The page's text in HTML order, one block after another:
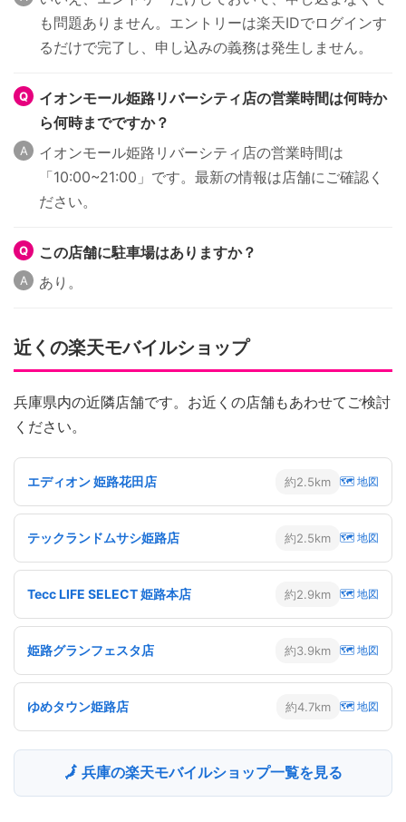
も問題ありません。エントリーは楽天IDでログインす
るだけで完了し、申し込みの義務は発生しません。
イオンモール姫路リバーシティ店の営業時間は何時か
ら何時までですか？
イオンモール姫路リバーシティ店の営業時間は
「10:00~21:00」です。最新の情報は店舗にご確認く
ださい。
この店舗に駐車場はありますか？
あり。
近くの楽天モバイルショップ
兵庫県内の近隣店舗です。お近くの店舗もあわせてご検討
ください。
エディオン 姫路花田店 約2.5km 🗺 地図
テックランドムサシ姫路店 約2.5km 🗺 地図
Tecc LIFE SELECT 姫路本店 約2.9km 🗺 地図
姫路グランフェスタ店 約3.9km 🗺 地図
ゆめタウン姫路店 約4.7km 🗺 地図
🗾 兵庫の楽天モバイルショップ一覧を見る